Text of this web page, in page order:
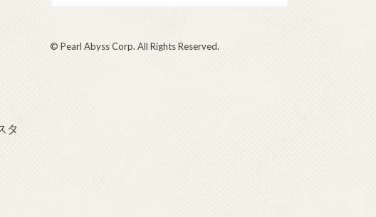
タ
© Pearl Abyss Corp. All Rights Reserved.